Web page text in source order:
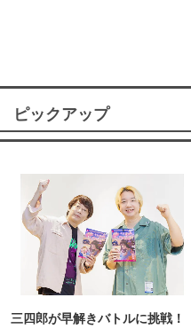
ピックアップ
三四郎が早解きバトルに挑戦！